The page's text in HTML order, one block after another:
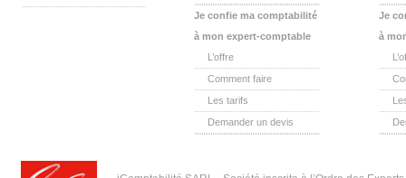
Je confie ma comptabilité
à mon expert-comptable
L’offre
Comment faire
Les tarifs
Demander un devis
Je
à